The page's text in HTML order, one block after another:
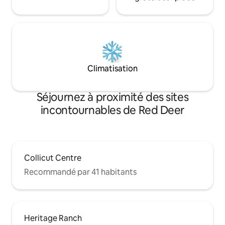
Climatisation
Séjournez à proximité des sites
incontournables de Red Deer
Collicut Centre
Recommandé par 41 habitants
Heritage Ranch